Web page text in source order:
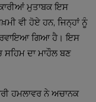
ਮੁਤਾਬਕ ਇਸ
ਵੀ ਹੋਏ ਹਨ, ਜਿਨ੍ਹਾਂ ਨੂੰ
ਗਿਆ ਹੈ। ਇਸ
ਦਾ ਮਾਹੌਲ ਬਣ
ਹਮਲਾਵਰ ਨੇ ਅਚਾਨਕ